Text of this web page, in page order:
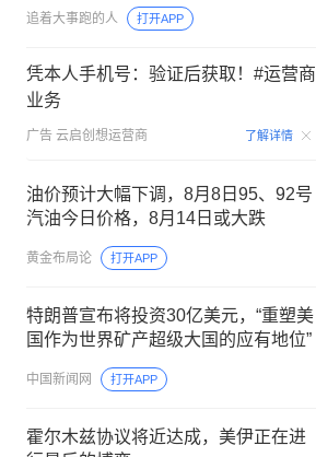
追着大事跑的人 打开APP
凭本人手机号：验证后获取！#运营商
业务
广告 云启创想运营商 了解详情
油价预计大幅下调，8月8日95、92号
汽油今日价格，8月14日或大跌
黄金布局论 打开APP
特朗普宣布将投资30亿美元，“重塑美
国作为世界矿产超级大国的应有地位”
中国新闻网 打开APP
霍尔木兹协议将近达成，美伊正在进